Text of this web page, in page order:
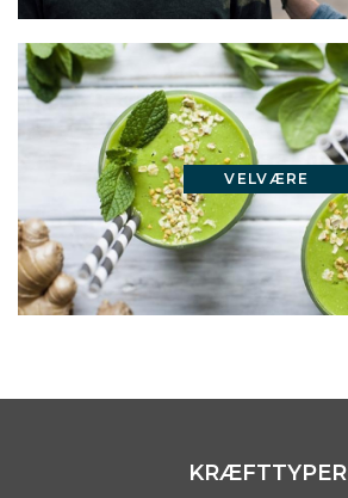
VELVÆRE
KRÆFTTYPER